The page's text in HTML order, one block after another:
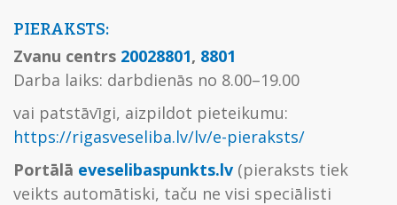
PIERAKSTS:
Zvanu centrs 20028801, 8801
Darba laiks: darbdienās no 8.00–19.00
vai patstāvīgi, aizpildot pieteikumu:
https://rigasveseliba.lv/lv/e-pieraksts/
Portālā eveselibaspunkts.lv (pieraksts tiek
veikts automātiski, taču ne visi speciālisti